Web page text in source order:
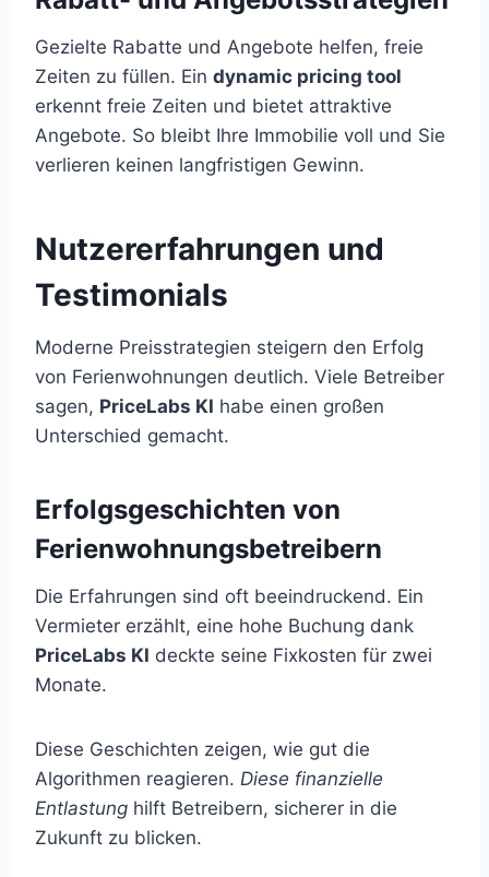
Gezielte Rabatte und Angebote helfen, freie
Zeiten zu füllen. Ein dynamic pricing tool
erkennt freie Zeiten und bietet attraktive
Angebote. So bleibt Ihre Immobilie voll und Sie
verlieren keinen langfristigen Gewinn.
Nutzererfahrungen und
Testimonials
Moderne Preisstrategien steigern den Erfolg
von Ferienwohnungen deutlich. Viele Betreiber
sagen, PriceLabs KI habe einen großen
Unterschied gemacht.
Erfolgsgeschichten von
Ferienwohnungsbetreibern
Die Erfahrungen sind oft beeindruckend. Ein
Vermieter erzählt, eine hohe Buchung dank
PriceLabs KI deckte seine Fixkosten für zwei
Monate.
Diese Geschichten zeigen, wie gut die
Algorithmen reagieren. Diese finanzielle
Entlastung hilft Betreibern, sicherer in die
Zukunft zu blicken.